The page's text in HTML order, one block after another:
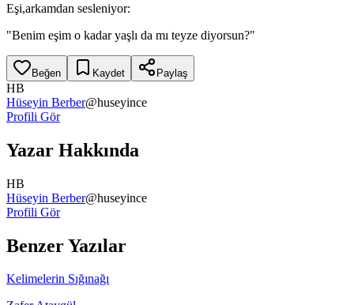
Eşi,arkamdan sesleniyor:
"Benim eşim o kadar yaşlı da mı teyze diyorsun?"
Beğen Kaydet Paylaş
HB
Hüseyin Berber@huseyince
Profili Gör
Yazar Hakkında
HB
Hüseyin Berber@huseyince
Profili Gör
Benzer Yazılar
Kelimelerin Sığınağı